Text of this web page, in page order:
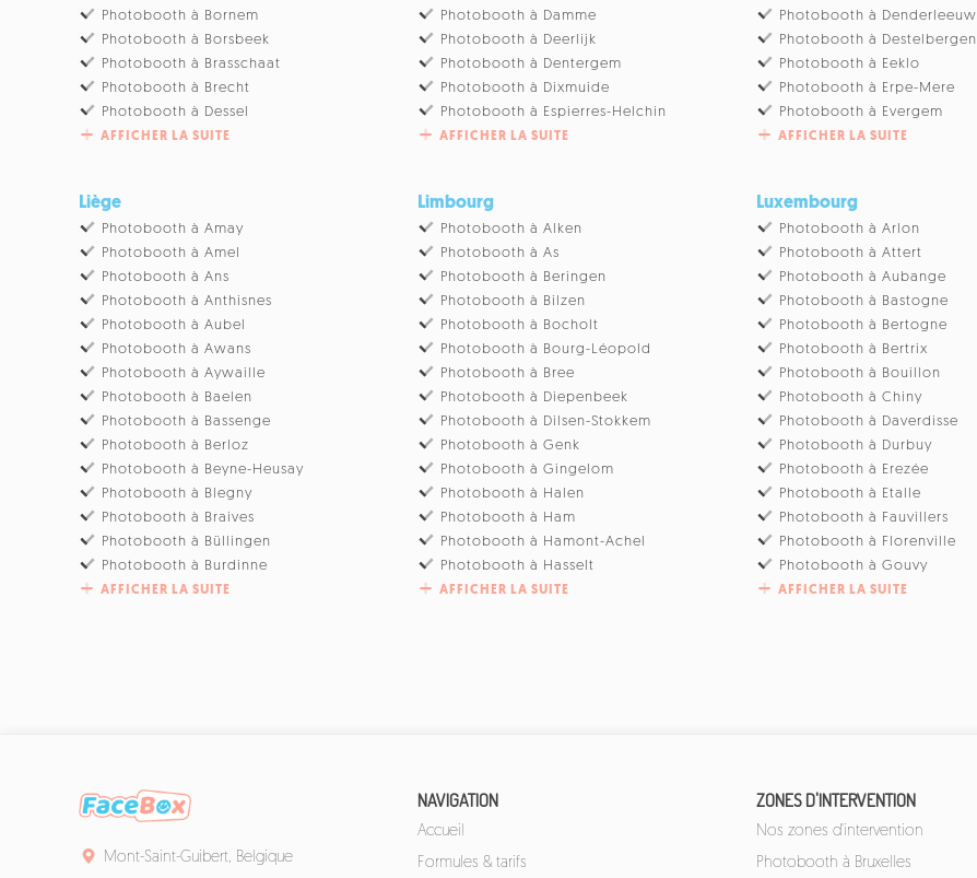
Photobooth à Bornem
Photobooth à Borsbeek
Photobooth à Brasschaat
Photobooth à Brecht
Photobooth à Dessel
AFFICHER LA SUITE
Photobooth à Damme
Photobooth à Deerlijk
Photobooth à Dentergem
Photobooth à Dixmuide
Photobooth à Espierres-Helchin
AFFICHER LA SUITE
Photobooth à Denderleeuw
Photobooth à Destelbergen
Photobooth à Eeklo
Photobooth à Erpe-Mere
Photobooth à Evergem
AFFICHER LA SUITE
Liège
Photobooth à Amay
Photobooth à Amel
Photobooth à Ans
Photobooth à Anthisnes
Photobooth à Aubel
Photobooth à Awans
Photobooth à Aywaille
Photobooth à Baelen
Photobooth à Bassenge
Photobooth à Berloz
Photobooth à Beyne-Heusay
Photobooth à Blegny
Photobooth à Braives
Photobooth à Büllingen
Photobooth à Burdinne
AFFICHER LA SUITE
Limbourg
Photobooth à Alken
Photobooth à As
Photobooth à Beringen
Photobooth à Bilzen
Photobooth à Bocholt
Photobooth à Bourg-Léopold
Photobooth à Bree
Photobooth à Diepenbeek
Photobooth à Dilsen-Stokkem
Photobooth à Genk
Photobooth à Gingelom
Photobooth à Halen
Photobooth à Ham
Photobooth à Hamont-Achel
Photobooth à Hasselt
AFFICHER LA SUITE
Luxembourg
Photobooth à Arlon
Photobooth à Attert
Photobooth à Aubange
Photobooth à Bastogne
Photobooth à Bertogne
Photobooth à Bertrix
Photobooth à Bouillon
Photobooth à Chiny
Photobooth à Daverdisse
Photobooth à Durbuy
Photobooth à Erezée
Photobooth à Etalle
Photobooth à Fauvillers
Photobooth à Florenville
Photobooth à Gouvy
AFFICHER LA SUITE
Mont-Saint-Guibert, Belgique
NAVIGATION
Accueil
Formules & tarifs
ZONES D'INTERVENTION
Nos zones d'intervention
Photobooth à Bruxelles